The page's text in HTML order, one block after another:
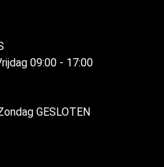
09:00 - 17:00
GESLOTEN